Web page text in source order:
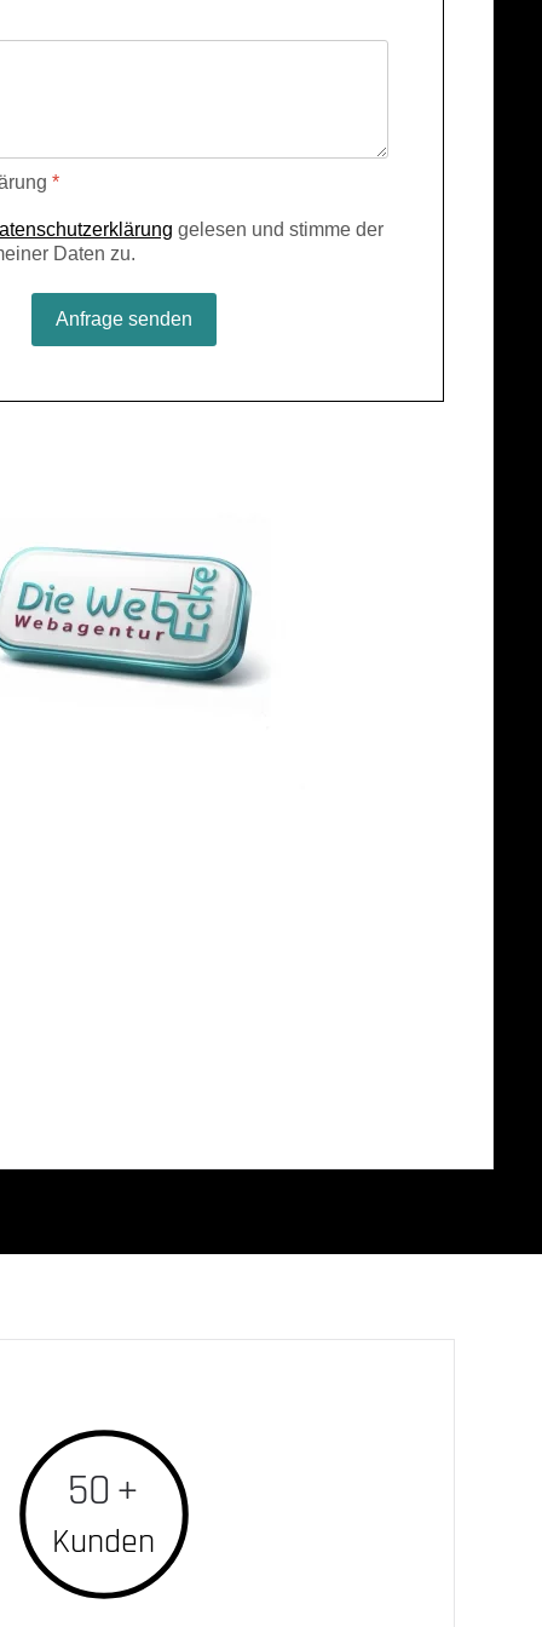
*
gelesen und stimme der
Daten zu.
Anfrage senden
50 +
Kunden